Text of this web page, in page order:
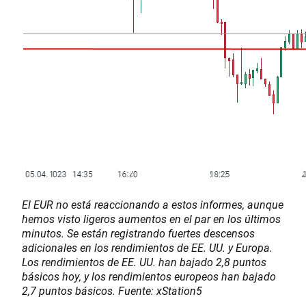
El EUR no está reaccionando a estos informes, aunque
hemos visto ligeros aumentos en el par en los últimos
minutos. Se están registrando fuertes descensos
adicionales en los rendimientos de EE. UU. y Europa.
Los rendimientos de EE. UU. han bajado 2,8 puntos
básicos hoy, y los rendimientos europeos han bajado
2,7 puntos básicos. Fuente: xStation5